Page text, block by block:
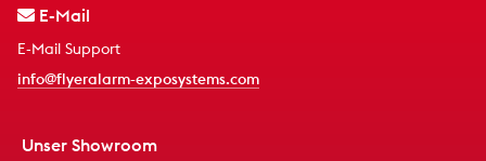
E-Mail
E-Mail Support
info@flyeralarm-exposystems.com
Unser Showroom